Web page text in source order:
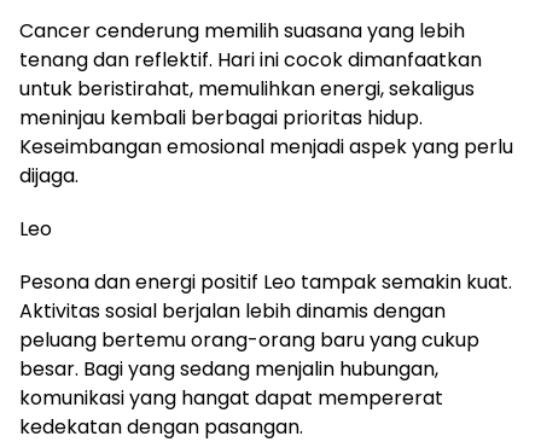
Cancer cenderung memilih suasana yang lebih
tenang dan reflektif. Hari ini cocok dimanfaatkan
untuk beristirahat, memulihkan energi, sekaligus
meninjau kembali berbagai prioritas hidup.
Keseimbangan emosional menjadi aspek yang perlu
dijaga.
Leo
Pesona dan energi positif Leo tampak semakin kuat.
Aktivitas sosial berjalan lebih dinamis dengan
peluang bertemu orang-orang baru yang cukup
besar. Bagi yang sedang menjalin hubungan,
komunikasi yang hangat dapat mempererat
kedekatan dengan pasangan.